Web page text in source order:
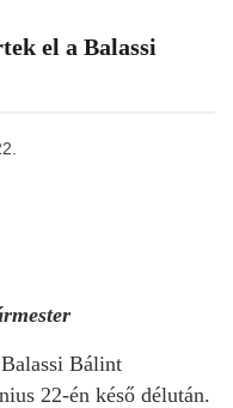
el a Balassi
Bálint
22-én késő délután.